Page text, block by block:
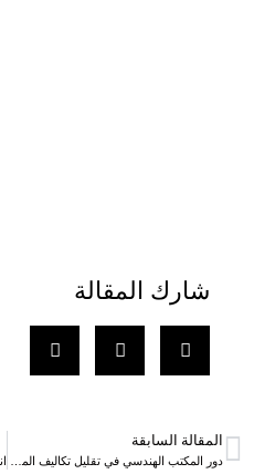
شارك المقالة
المقالة السابقة